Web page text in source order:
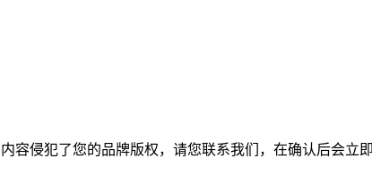
侵犯了您的品牌版权，请您联系我们，在确认后会立